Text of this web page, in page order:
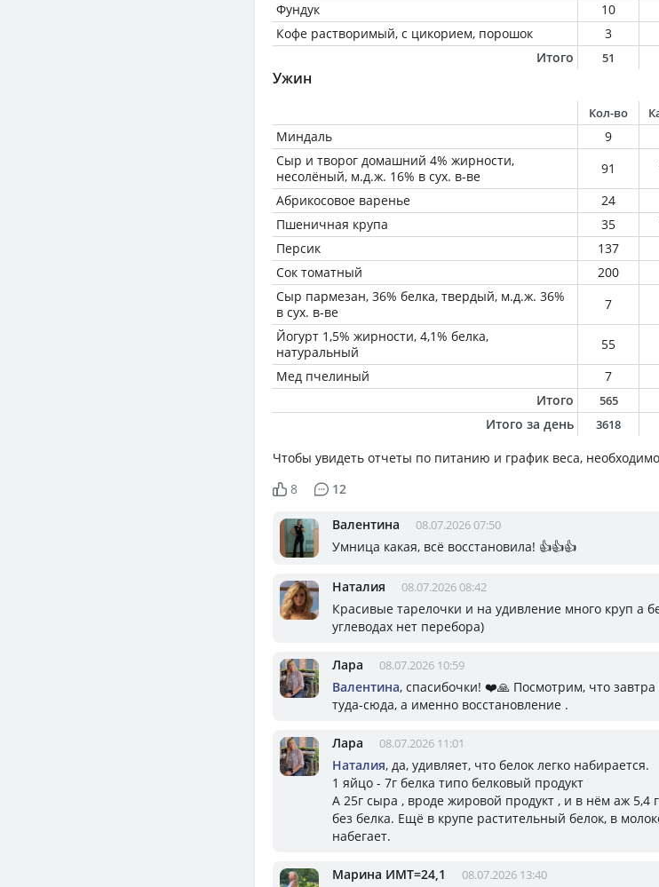
Фундук
10
Кофе растворимый, с цикорием, порошок
3
Итого
51
Ужин
Кол-во
Миндаль 9
Сыр и творог домашний 4% жирности,
несолёный, м.д.ж. 16% в сух. в-ве
91
Абрикосовое варенье
24
Пшеничная крупа
35
Персик
137
Сок томатный
200
Сыр пармезан, 36% белка, твердый, м.д.ж. 36%
в сух. в-ве
7
Йогурт 1,5% жирности, 4,1% белка,
натуральный
55
Мед пчелиный
7
Итого
565
Итого за день 3618
Чтобы увидеть отчеты по питанию и график веса, необходимо
8
12
Валентина 08.07.2026 07:50
Умница какая, всё восстановила! 👍👍👍
Наталия 08.07.2026 08:42
Красивые тарелочки и на удивление много круп а
углеводах нет перебора)
Лара 08.07.2026 10:59
Валентина, спасибочки! ❤️🙏 Посмотрим, что
туда-сюда, а именно восстановление .
Лара 08.07.2026 11:01
Наталия, да, удивляет, что белок легко набирается.
1 яйцо - 7г белка типо белковый продукт
А 25г сыра , вроде жировой продукт , и в нём аж 5,4
без белка. Ещё в крупе растительный белок, в
набегает.
Марина ИМТ=24,1 08.07.2026 13:40